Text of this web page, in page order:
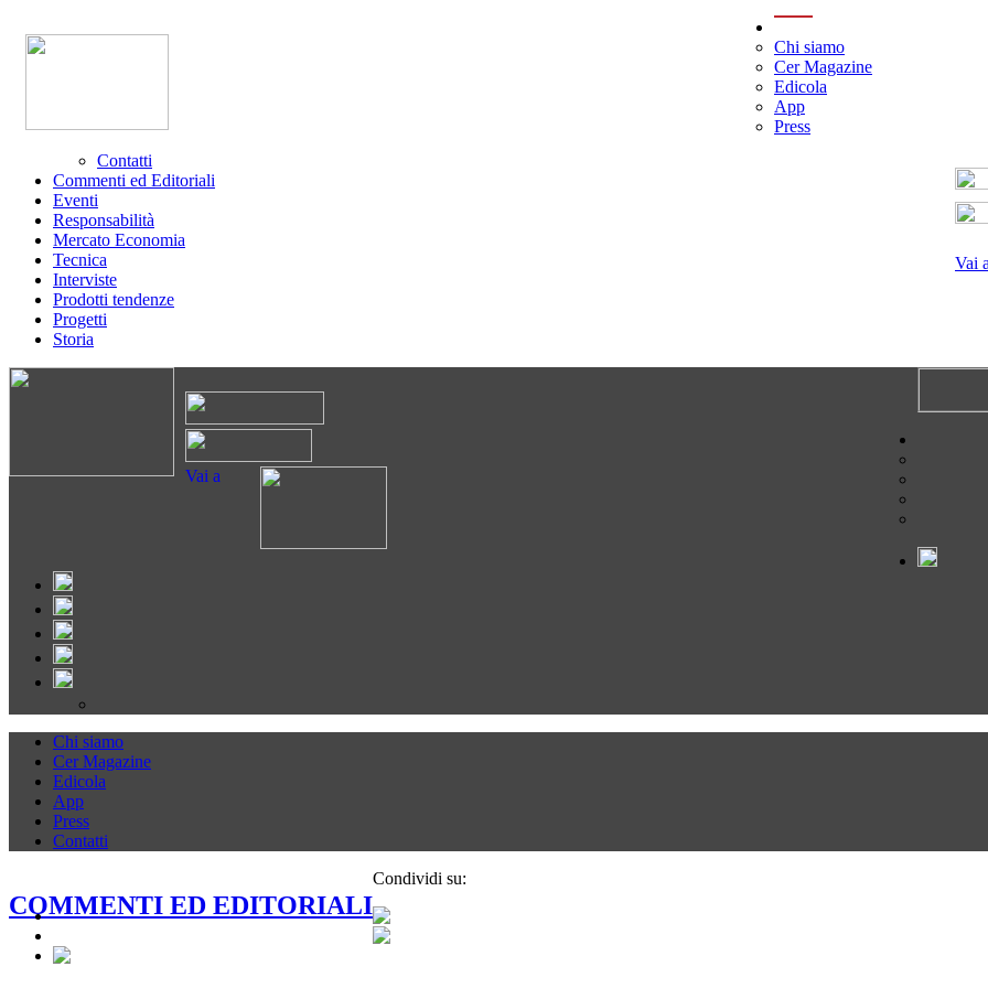
Vai a
Chi siamo
Cer Magazine
Edicola
App
Press
Contatti
Commenti ed Editoriali
Eventi
Responsabilità
Mercato Economia
Tecnica
Interviste
Prodotti tendenze
Progetti
Storia
Vai a
Chi siamo
Cer Magazine
Edicola
App
Press
Contatti
COMMENTI ED EDITORIALI
Condividi su: